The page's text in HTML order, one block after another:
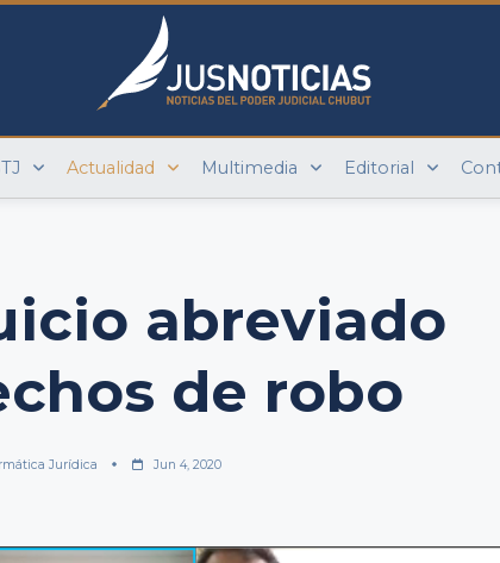
Actualidad Multimedia Editorial
abreviado
de robo
Jurídica Jun 4, 2020